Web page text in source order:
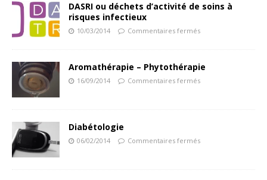
DASRI ou déchets d’activité de soins à
risques infectieux
10/03/2014 Commentaires fermés
Aromathérapie – Phytothérapie
16/09/2014 Commentaires fermés
Diabétologie
06/02/2014 Commentaires fermés